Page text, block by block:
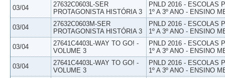
03/04
27632C0603L-SER
PROTAGONISTA HISTÓRIA 3
PNLD 2016 - ESCOLAS
1º A 3º ANO - ENSINO
03/04
27632C0603M-SER
PROTAGONISTA HISTÓRIA 3
PNLD 2016 - ESCOLAS
1º A 3º ANO - ENSINO
03/04
27641C4403L-WAY TO GO! -
VOLUME 3
PNLD 2016 - ESCOLAS
1º A 3º ANO - ENSINO
03/04
27641C4403L-WAY TO GO! -
VOLUME 3
PNLD 2016 - ESCOLAS
1º A 3º ANO - ENSINO